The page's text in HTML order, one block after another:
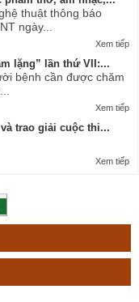
thuật thông báo
ngày...
Xem tiếp
lặng” lần thứ VII:...
bệnh cần được chăm
Xem tiếp
trao giải cuộc thi...
Xem tiếp